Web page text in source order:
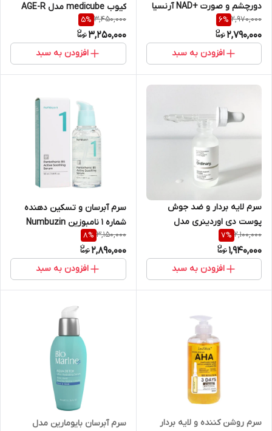
دورچشم و صورت +NAD آرنسیا
حجم ۳۰ میل
2,970,000
6%
2,790,000
افزودن به سبد
کیوب medicube مدل AGE-R
جوانساز و درخشان کننده پوست
حجم ۵۰ میل
3,450,000
5%
3,250,000
افزودن به سبد
سرم لایه بردار و ضد جوش
پوست دی اوردینری مدل
لیتر
2,100,000
7%
1,940,000
افزودن به سبد
سرم آبرسان و تسکین دهنده
شماره ۱ نامبوزین Numbuzin
حجم ۵۰ میل
3,150,000
8%
2,890,000
افزودن به سبد
سرم روشن کننده و لایه بردار
سرم آبرسان بایومارین مدل